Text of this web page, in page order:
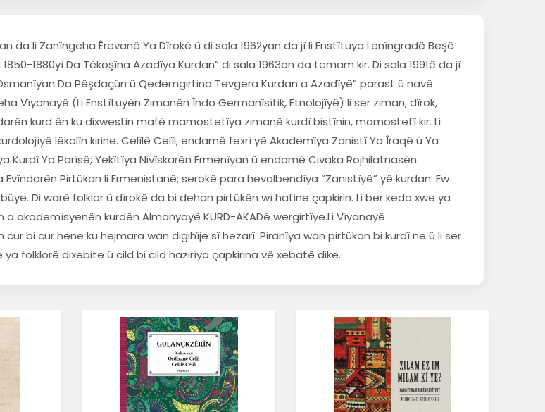
da li Zanîngeha Êrevanê Ya Dîrokê û di sala 1962yan da jî li Enstîtuya Lenîngradê Beşê
1880yî Da Têkoşîna Azadîya Kurdan” di sala 1963an da temam kir. Di sala 1991ê da jî
Da Pêşdaçûn û Qedemgirtina Tevgera Kurdan a Azadîyê” parast û navê
Vîyanayê (Li Enstîtuyên Zimanên Îndo Germanîsîtik, Etnolojîyê) li ser ziman, dîrok,
kurd ên ku dixwestin mafê mamostetîya zimanê kurdî bistînin, mamostetî kir. Li
lêkolîn kirine. Celîlê Celîl, endamê fexrî yê Akademîya Zanistî Ya Îraqê û Ya
Kurdî Ya Parîsê; Yekîtîya Nivîskarên Ermenîyan û endamê Civaka Rojhilatnasên
Pirtûkan li Ermenistanê; serokê para hevalbendîya “Zanistîyê” yê kurdan. Ew
Di warê folklor û dîrokê da bi dehan pirtûkên wî hatine çapkirin. Li ber keda xwe ya
akademîsyenên kurdên Almanyayê KURD-AKADê wergirtîye.Li Vîyanayê
bi cur hene ku hejmara wan digihîje sî hezarî. Piranîya wan pirtûkan bi kurdî ne û li ser
folklorê dixebite û cild bi cild hazirîya çapkirina vê xebatê dike.